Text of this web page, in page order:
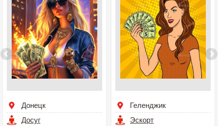
Донецк
Досуг
Геленджик
Эскорт